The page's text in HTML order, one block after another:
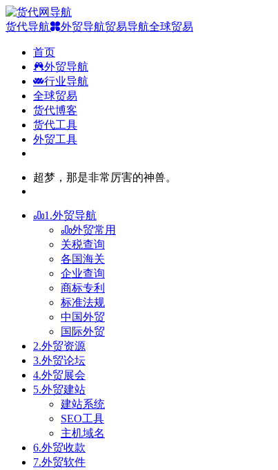
货代导航 外贸导航贸易导航全球贸易
首页
外贸导航
行业导航
全球贸易
货代博客
货代工具
外贸工具
超梦，那是非常厉害的神兽。
1.外贸导航
外贸常用
关税查询
各国海关
企业查询
商标专利
标准法规
中国外贸
国际外贸
2.外贸资源
3.外贸论坛
4.外贸展会
5.外贸建站
建站系统
SEO工具
主机域名
6.外贸收款
7.外贸软件